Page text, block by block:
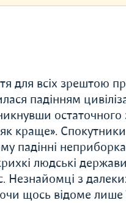
для всіх зрештою
падінням
краще».
падінні
людські
Незнайомці з
щось відоме лише